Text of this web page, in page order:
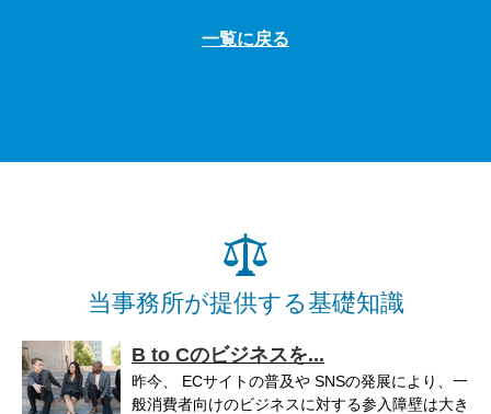
一覧に戻る
当事務所が提供する基礎知識
B to Cのビジネスを...
昨今、 ECサイトの普及や SNSの発展により、一
般消費者向けのビジネスに対する参入障壁は大き